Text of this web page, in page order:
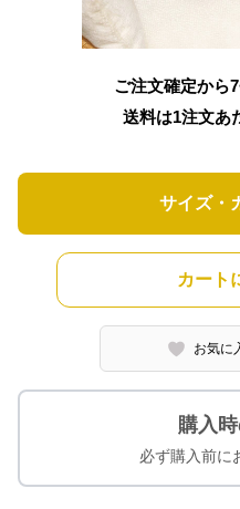
ご注文確定から
送料は1注文あ
サイズ・
カート
お気に
購入
必ず購入前に